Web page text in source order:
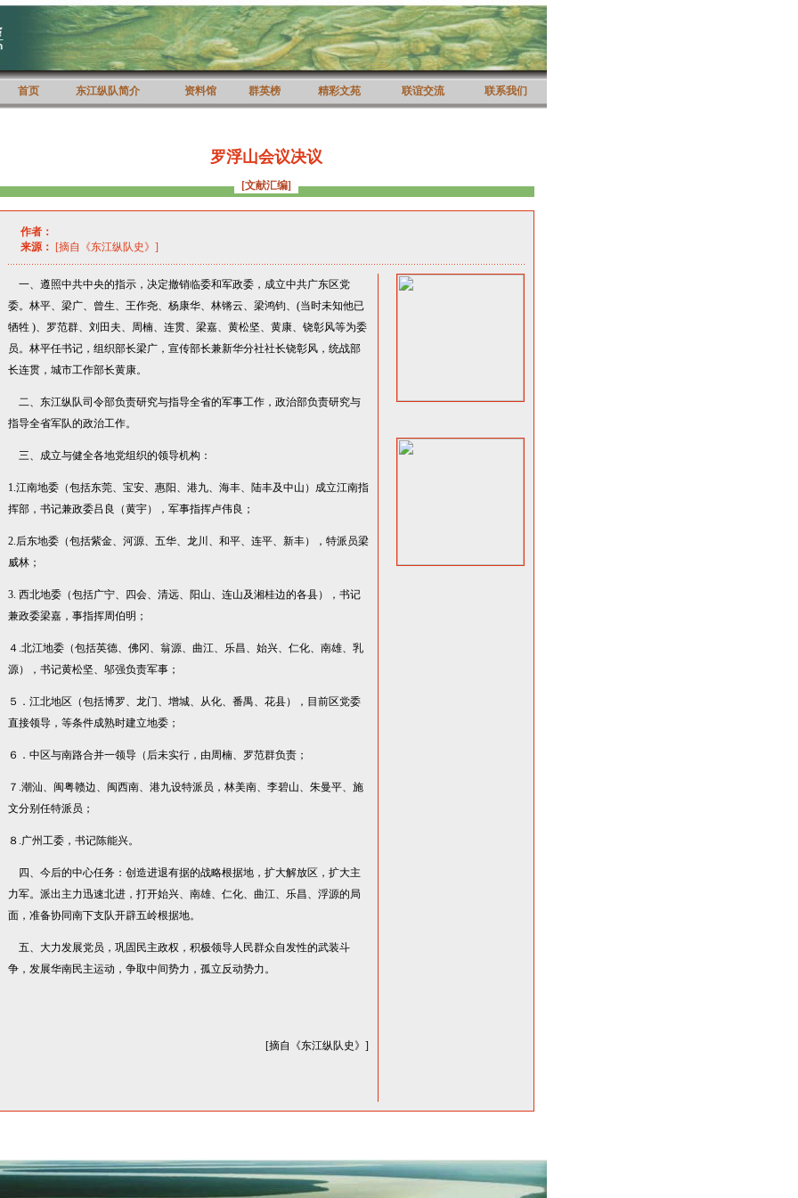
首页 东江纵队简介 资料馆 群英榜 精彩文苑 联谊交流 联系我们
罗浮山会议决议
[文献汇编]
作者：
来源： [摘自《东江纵队史》]
一、遵照中共中央的指示，决定撤销临委和军政委，成立中共广东区党
委。林平、梁广、曾生、王作尧、杨康华、林锵云、梁鸿钧、(当时未知他已
牺牲 )、罗范群、刘田夫、周楠、连贯、梁嘉、黄松坚、黄康、铙彰风等为委
员。林平任书记，组织部长梁广，宣传部长兼新华分社社长铙彰风，统战部
长连贯，城市工作部长黄康。
二、东江纵队司令部负责研究与指导全省的军事工作，政治部负责研究与
指导全省军队的政治工作。
三、成立与健全各地党组织的领导机构：
1.江南地委（包括东莞、宝安、惠阳、港九、海丰、陆丰及中山）成立江南指
挥部，书记兼政委吕良（黄宇），军事指挥卢伟良；
2.后东地委（包括紫金、河源、五华、龙川、和平、连平、新丰），特派员梁
威林；
3. 西北地委（包括广宁、四会、清远、阳山、连山及湘桂边的各县），书记
兼政委梁嘉，事指挥周伯明；
４.北江地委（包括英德、佛冈、翁源、曲江、乐昌、始兴、仁化、南雄、乳
源），书记黄松坚、邬强负责军事；
５．江北地区（包括博罗、龙门、增城、从化、番禺、花县），目前区党委
直接领导，等条件成熟时建立地委；
６．中区与南路合并一领导（后未实行，由周楠、罗范群负责；
７.潮汕、闽粤赣边、闽西南、港九设特派员，林美南、李碧山、朱曼平、施
文分别任特派员；
８.广州工委，书记陈能兴。
四、今后的中心任务：创造进退有据的战略根据地，扩大解放区，扩大主
力军。派出主力迅速北进，打开始兴、南雄、仁化、曲江、乐昌、浮源的局
面，准备协同南下支队开辟五岭根据地。
五、大力发展党员，巩固民主政权，积极领导人民群众自发性的武装斗
争，发展华南民主运动，争取中间势力，孤立反动势力。
[摘自《东江纵队史》]